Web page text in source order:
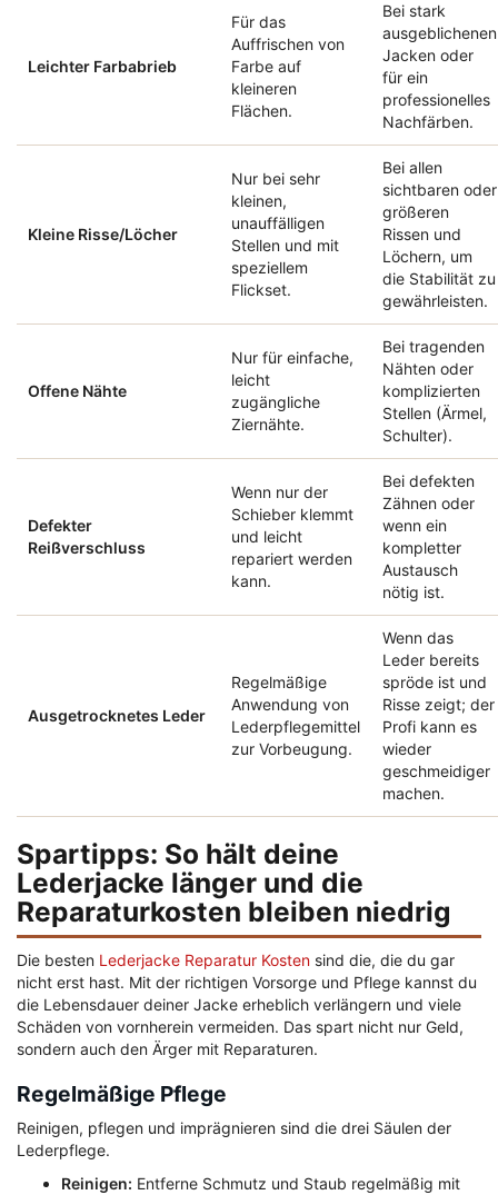
Leichter Farbabrieb
Für das
Auffrischen von
Farbe auf
kleineren
Flächen.
Bei stark
ausgeblichenen
Jacken oder
für ein
professionelles
Nachfärben.
Kleine Risse/Löcher
Nur bei sehr
kleinen,
unauffälligen
Stellen und mit
speziellem
Flickset.
Bei allen
sichtbaren oder
größeren
Rissen und
Löchern, um
die Stabilität zu
gewährleisten.
Offene Nähte
Nur für einfache,
leicht
zugängliche
Ziernähte.
Bei tragenden
Nähten oder
komplizierten
Stellen (Ärmel,
Schulter).
Defekter
Reißverschluss
Wenn nur der
Schieber klemmt
und leicht
repariert werden
kann.
Bei defekten
Zähnen oder
wenn ein
kompletter
Austausch
nötig ist.
Ausgetrocknetes Leder
Regelmäßige
Anwendung von
Lederpflegemittel
zur Vorbeugung.
Wenn das
Leder bereits
spröde ist und
Risse zeigt; der
Profi kann es
wieder
geschmeidiger
machen.
Spartipps: So hält deine
Lederjacke länger und die
Reparaturkosten bleiben niedrig
Die besten Lederjacke Reparatur Kosten sind die, die du gar
nicht erst hast. Mit der richtigen Vorsorge und Pflege kannst du
die Lebensdauer deiner Jacke erheblich verlängern und viele
Schäden von vornherein vermeiden. Das spart nicht nur Geld,
sondern auch den Ärger mit Reparaturen.
Regelmäßige Pflege
Reinigen, pflegen und imprägnieren sind die drei Säulen der
Lederpflege.
Reinigen: Entferne Schmutz und Staub regelmäßig mit